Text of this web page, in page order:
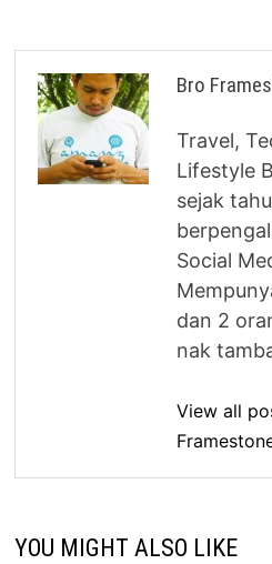
Bro
Travel,
Lifestyle
sejak
Social
dan 2
nak
View all
YOU MIGHT ALSO LIKE